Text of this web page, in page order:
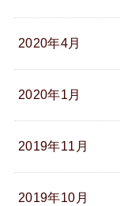
2020年4月
2020年1月
2019年11月
2019年10月